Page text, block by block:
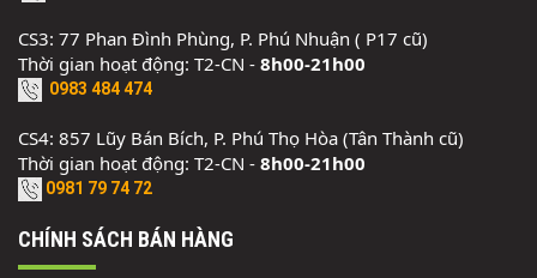
CS3: 77 Phan Đình Phùng, P. Phú Nhuận ( P17 cũ)
Thời gian hoạt động: T2-CN - 8h00-21h00
0983 484 474
CS4: 857 Lũy Bán Bích, P. Phú Thọ Hòa (Tân Thành cũ)
Thời gian hoạt động: T2-CN - 8h00-21h00
0981 79 74 72
CHÍNH SÁCH BÁN HÀNG